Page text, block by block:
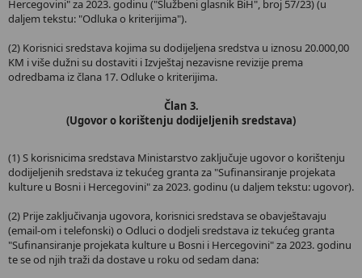
Hercegovini" za 2023. godinu ("Službeni glasnik BiH", broj 57/23) (u
daljem tekstu: "Odluka o kriterijima").
(2) Korisnici sredstava kojima su dodijeljena sredstva u iznosu 20.000,00
KM i više dužni su dostaviti i Izvještaj nezavisne revizije prema
odredbama iz člana 17. Odluke o kriterijima.
Član 3.
(Ugovor o korištenju dodijeljenih sredstava)
(1) S korisnicima sredstava Ministarstvo zaključuje ugovor o korištenju
dodijeljenih sredstava iz tekućeg granta za "Sufinansiranje projekata
kulture u Bosni i Hercegovini" za 2023. godinu (u daljem tekstu: ugovor).
(2) Prije zaključivanja ugovora, korisnici sredstava se obavještavaju
(email-om i telefonski) o Odluci o dodjeli sredstava iz tekućeg granta
"Sufinansiranje projekata kulture u Bosni i Hercegovini" za 2023. godinu
te se od njih traži da dostave u roku od sedam dana: